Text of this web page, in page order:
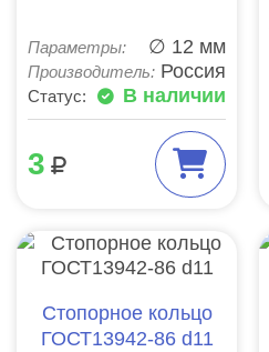
Параметры: ∅ 12 мм
Производитель: Россия
Статус: В наличии
3
Стопорное кольцо
ГОСТ13942-86 d11